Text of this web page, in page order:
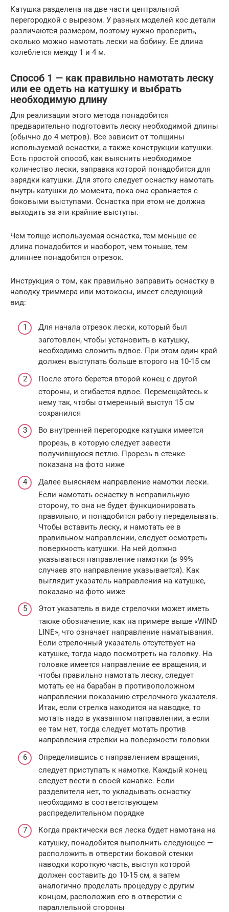
Катушка разделена на две части центральной
перегородкой с вырезом. У разных моделей кос детали
различаются размером, поэтому нужно проверить,
сколько можно намотать лески на бобину. Ее длина
колеблется между 1 и 4 м.
Способ 1 — как правильно намотать леску
или ее одеть на катушку и выбрать
необходимую длину
Для реализации этого метода понадобится
предварительно подготовить леску необходимой длины
(обычно до 4 метров). Все зависит от толщины
используемой оснастки, а также конструкции катушки.
Есть простой способ, как выяснить необходимое
количество лески, заправка которой понадобится для
зарядки катушки. Для этого следует оснастку намотать
внутрь катушки до момента, пока она сравняется с
боковыми выступами. Оснастка при этом не должна
выходить за эти крайние выступы.
Чем толще используемая оснастка, тем меньше ее
длина понадобится и наоборот, чем тоньше, тем
длиннее понадобится отрезок.
Инструкция о том, как правильно заправить оснастку в
наводку триммера или мотокосы, имеет следующий
вид:
Для начала отрезок лески, который был
заготовлен, чтобы установить в катушку,
необходимо сложить вдвое. При этом один край
должен выступать больше второго на 10-15 см
После этого берется второй конец с другой
стороны, и сгибается вдвое. Перемещайтесь к
нему так, чтобы отмеренный выступ 15 см
сохранился
Во внутренней перегородке катушки имеется
прорезь, в которую следует завести
получившуюся петлю. Прорезь в стенке
показана на фото ниже
Далее выясняем направление намотки лески.
Если намотать оснастку в неправильную
сторону, то она не будет функционировать
правильно, и понадобится работу переделывать.
Чтобы вставить леску, и намотать ее в
правильном направлении, следует осмотреть
поверхность катушки. На ней должно
указываться направление намотки (в 99%
случаев это направление указывается). Как
выглядит указатель направления на катушке,
показано на фото ниже
Этот указатель в виде стрелочки может иметь
также обозначение, как на примере выше «WIND
LINE», что означает направление наматывания.
Если стрелочный указатель отсутствует на
катушке, тогда надо посмотреть на головку. На
головке имеется направление ее вращения, и
чтобы правильно намотать леску, следует
мотать ее на барабан в противоположном
направлении показанию стрелочного указателя.
Итак, если стрелка находится на наводке, то
мотать надо в указанном направлении, а если
ее там нет, тогда следует мотать против
направления стрелки на поверхности головки
Определившись с направлением вращения,
следует приступать к намотке. Каждый конец
следует вести в своей канавке. Если
разделителя нет, то укладывать оснастку
необходимо в соответствующем
распределительном порядке
Когда практически вся леска будет намотана на
катушку, понадобится выполнить следующее —
расположить в отверстии боковой стенки
наводки короткую часть, выступ которой
должен составить до 10-15 см, а затем
аналогично проделать процедуру с другим
концом, расположив его в отверстии с
параллельной стороны